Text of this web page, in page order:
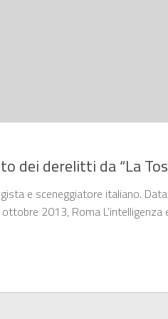
dei derelitti da “La
e sceneggiatore italiano.
2013, Roma L’intelligenza